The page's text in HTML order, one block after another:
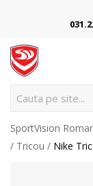
Cau
SportVision
Tricou
Nike